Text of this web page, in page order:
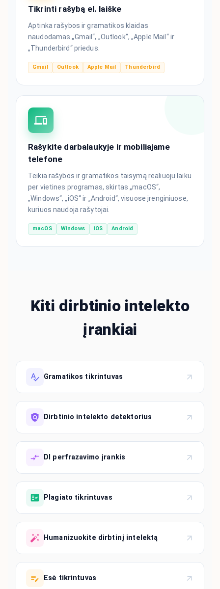
Tikrinti rašybą el. laiške
Aptinka rašybos ir gramatikos klaidas
naudodamas „Gmail“, „Outlook“, „Apple Mail“ ir
„Thunderbird“ priedus.
Gmail Outlook Apple Mail Thunderbird
Rašykite darbalaukyje ir mobiliajame
telefone
Teikia rašybos ir gramatikos taisymą realiuoju laiku
per vietines programas, skirtas „macOS“,
„Windows“, „iOS“ ir „Android“, visuose įrenginiuose,
kuriuos naudoja rašytojai.
macOS Windows iOS Android
Kiti dirbtinio intelekto
įrankiai
Gramatikos tikrintuvas
Dirbtinio intelekto detektorius
DI perfrazavimo įrankis
Plagiato tikrintuvas
Humanizuokite dirbtinį intelektą
Esė tikrintuvas